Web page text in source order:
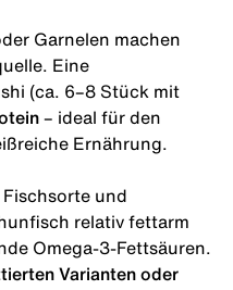
Garnelen machen
Eine
(ca. 6–8 Stück mit
– ideal für den
Ernährung.
und
relativ fettarm
Omega-3-Fettsäuren.
Varianten oder